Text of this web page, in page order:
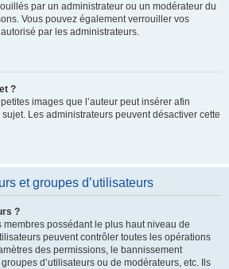
par un administrateur ou un modérateur du
Vous pouvez également verrouiller vos
par les administrateurs.
?
images que l’auteur peut insérer afin
Les administrateurs peuvent désactiver cette
et groupes d’utilisateurs
?
membres possédant le plus haut niveau de
peuvent contrôler toutes les opérations
des permissions, le bannissement
d’utilisateurs ou de modérateurs, etc. Ils